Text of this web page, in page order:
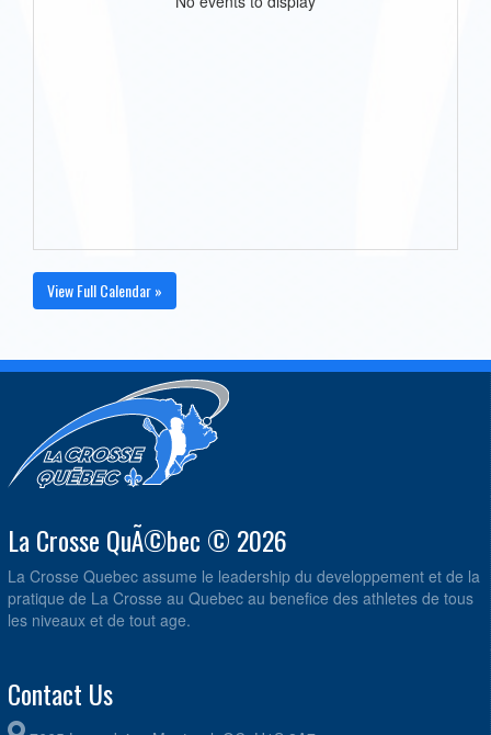
View Full Calendar »
La Crosse QuÃ©bec © 2026
La Crosse Quebec assume le leadership du developpement et de la
pratique de La Crosse au Quebec au benefice des athletes de tous
les niveaux et de tout age.
Contact Us